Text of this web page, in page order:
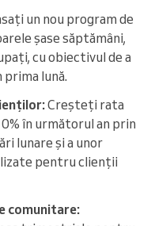
un nou program de
șase săptămâni,
cu obiectivul de a
lună.
Creșteți rata
în următorul an prin
lunare și a unor
pentru clienții
comunitare: